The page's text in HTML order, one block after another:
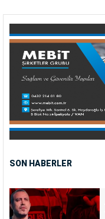
SON HABERLER